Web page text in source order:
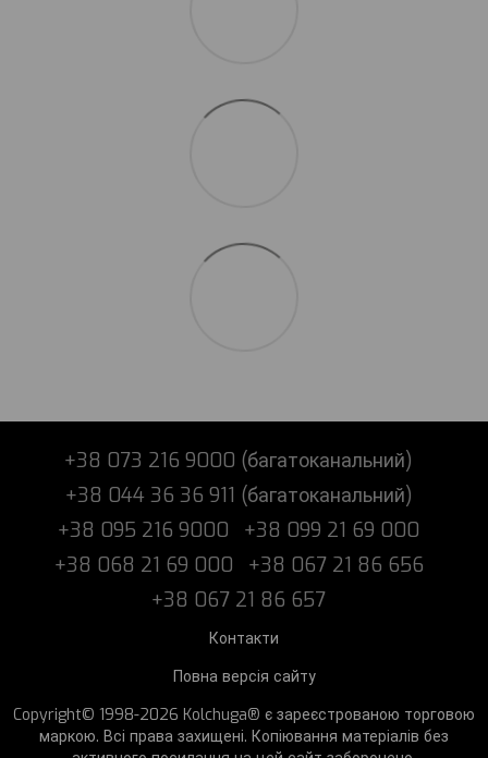
+38 073 216 9000 (багатоканальний)
+38 044 36 36 911 (багатоканальний)
+38 095 216 9000
+38 099 21 69 000
+38 068 21 69 000
+38 067 21 86 656
+38 067 21 86 657
Контакти
Повна версія сайту
Copyright© 1998-2026 Kolchuga® є зареєстрованою торговою
маркою. Всі права захищені. Копіювання матеріалів без